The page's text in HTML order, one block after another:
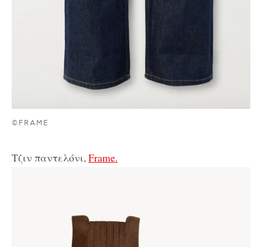
©FRAME
Τζιν παντελόνι,Frame.